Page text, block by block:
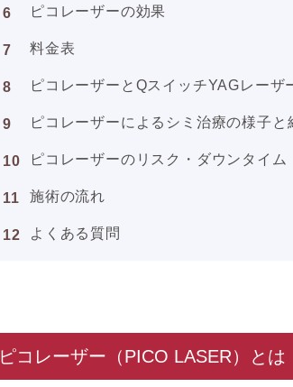
ピコレーザーの効果
料金表
ピコレーザーとQスイッチYAGレーザ
ピコレーザーによるシミ治療の様子と
ピコレーザーのリスク・ダウンタイム
施術の流れ
よくある質問
ピコレーザー（PICO LASER）とは